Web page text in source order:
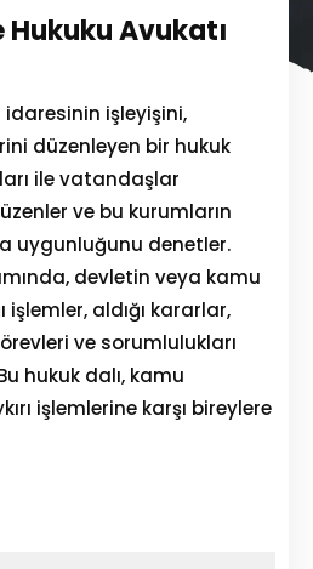
Hukuku Avukatı
idaresinin işleyişini,
düzenleyen bir hukuk
ile vatandaşlar
ve bu kurumların
uygunluğunu denetler.
devletin veya kamu
işlemler, aldığı kararlar,
ve sorumlulukları
hukuk dalı, kamu
işlemlerine karşı bireylere